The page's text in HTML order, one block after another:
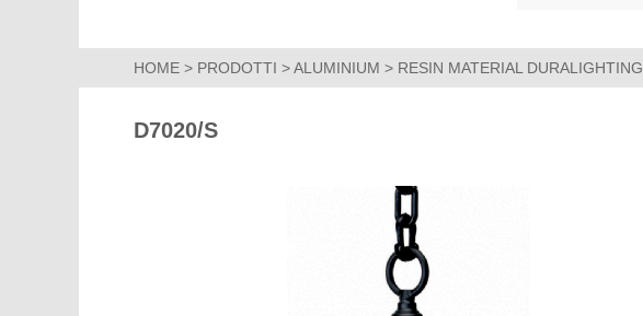
HOME > PRODOTTI >ALUMINIUM > RESIN MATERIAL DURALIGHTING
D7020/S